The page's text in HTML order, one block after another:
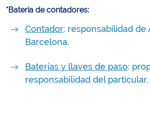
*Batería de contadores:
Contador: responsabilidad de
Barcelona.
Baterías y llaves de paso:
responsabilidad del particular.